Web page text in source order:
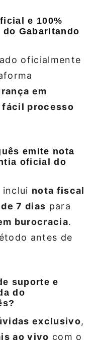
e 100%
do Gabaritando
oficialmente
em
fácil processo
emite nota
oficial do
inclui nota fiscal
7 dias para
burocracia.
antes de
suporte e
do
exclusivo,
ao vivo com o